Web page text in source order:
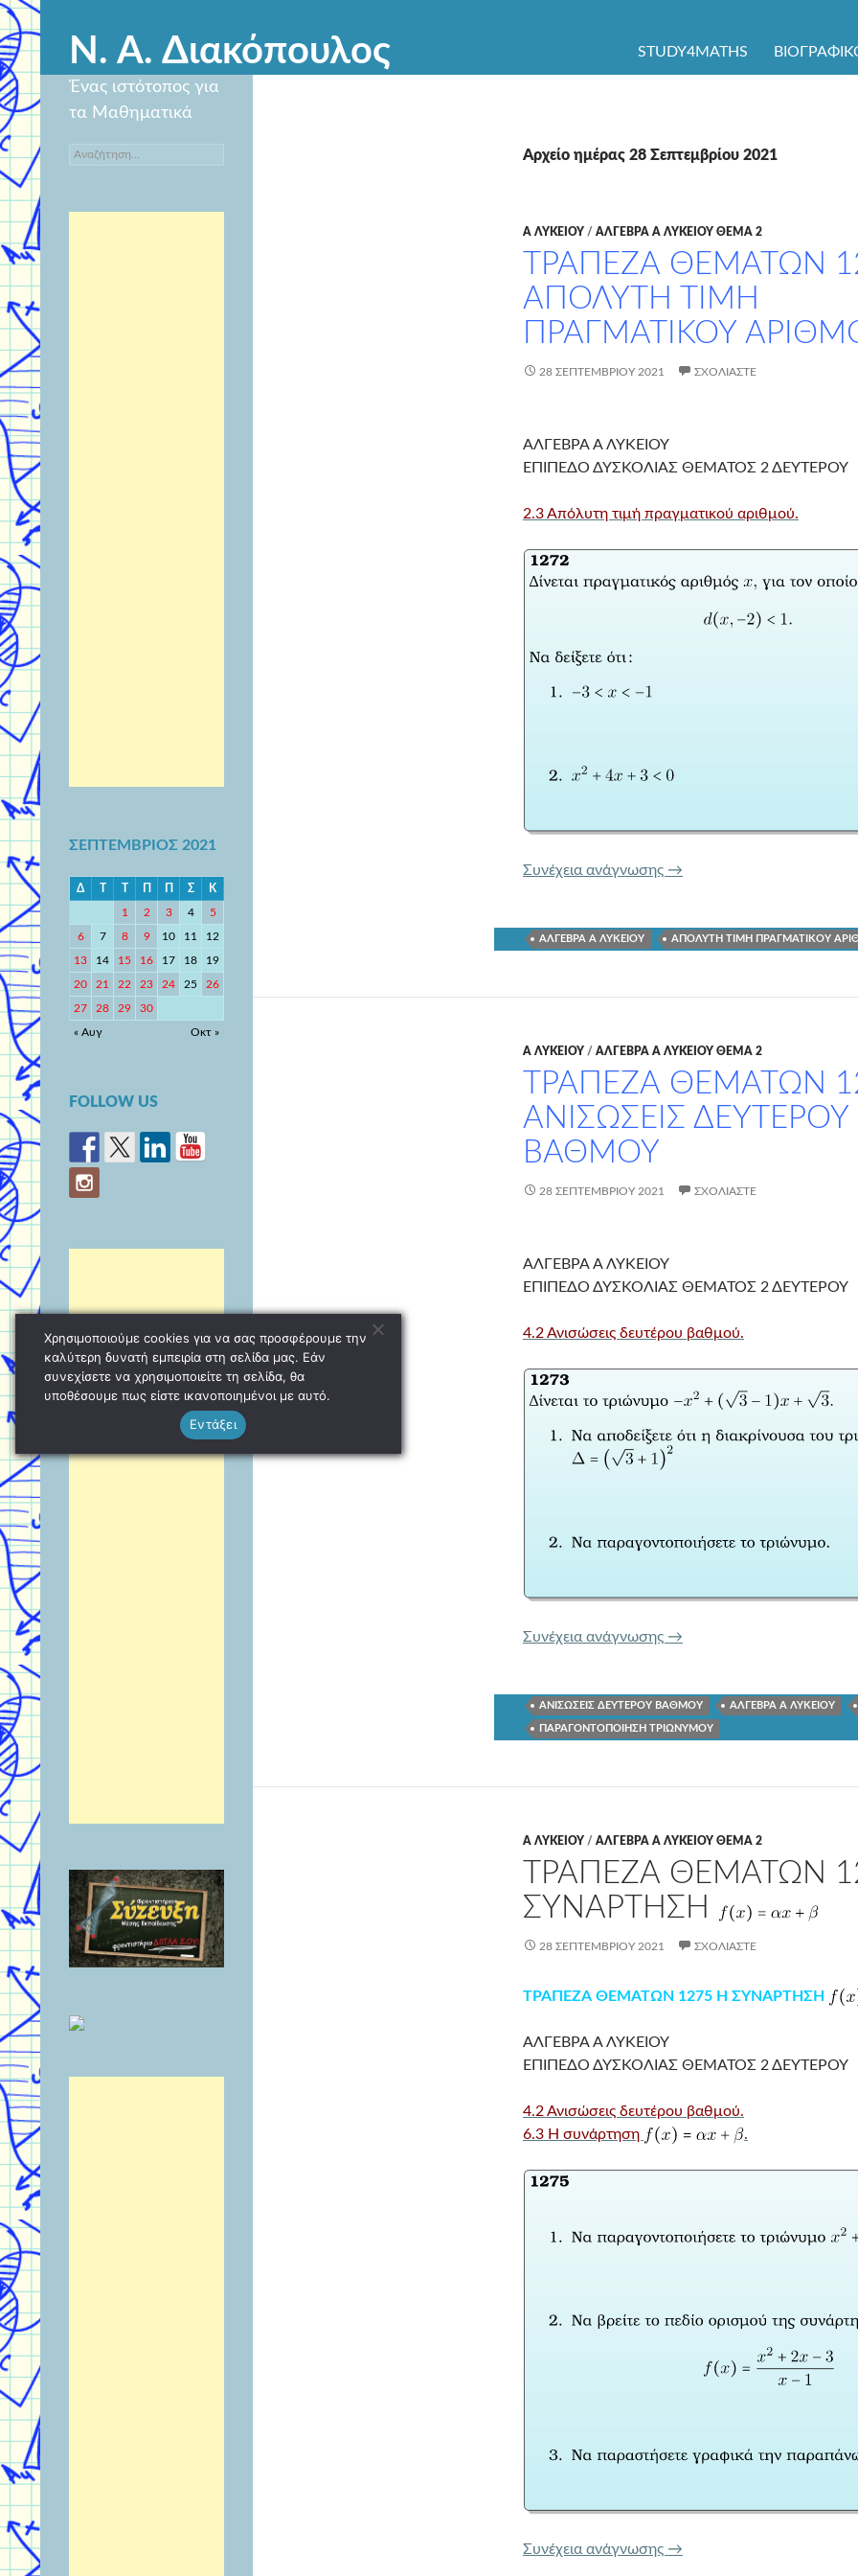
Ν. Α. Διακόπουλος STUDY4MATHS
Αρχείο ημέρας 28 Σεπτεμβρίου 2021
Α ΛΥΚΕΊΟΥ / ΑΛΓΕΒΡΑ Α ΛΥΚΕΙΟΥ ΘΕΜΑ 2
ΤΡΑΠΕΖΑ ΘΕΜΑΤΩΝ
ΑΠΟΛΥΤΗ ΤΙΜΗ
ΠΡΑΓΜΑΤΙΚΟΥ
28 ΣΕΠΤΕΜΒΡΊΟΥ 2021 ΣΧΟΛΙΆΣΤΕ
ΑΛΓΕΒΡΑ Α ΛΥΚΕΙΟΥ
ΕΠΙΠΕΔΟ ΔΥΣΚΟΛΙΑΣ ΘΕΜΑΤΟΣ 2 ΔΕΥΤΕΡΟΥ
2.3 Απόλυτη τιμή πραγματικού αριθμού.
Συνέχεια ανάγνωσης ΤΡΑΠΕΖΑ ΘΕΜΑΤΩΝ 1272
→
ΑΛΓΕΒΡΑ Α ΛΥΚΕΙΟΥ ΑΠΟΛΥΤΗ ΤΙΜΗ ΠΡΑΓΜΑΤΙΚΟΥ
Α ΛΥΚΕΊΟΥ / ΑΛΓΕΒΡΑ Α ΛΥΚΕΙΟΥ ΘΕΜΑ 2
ΤΡΑΠΕΖΑ ΘΕΜΑΤΩΝ
ΑΝΙΣΩΣΕΙΣ ΔΕΥΤΕΡΟΥ
ΒΑΘΜΟΥ
28 ΣΕΠΤΕΜΒΡΊΟΥ 2021 ΣΧΟΛΙΆΣΤΕ
ΑΛΓΕΒΡΑ Α ΛΥΚΕΙΟΥ
ΕΠΙΠΕΔΟ ΔΥΣΚΟΛΙΑΣ ΘΕΜΑΤΟΣ 2 ΔΕΥΤΕΡΟΥ
4.2 Ανισώσεις δευτέρου βαθμού.
Συνέχεια ανάγνωσης ΤΡΑΠΕΖΑ ΘΕΜΑΤΩΝ 1273
→
ΑΝΙΣΩΣΕΙΣ ΔΕΥΤΕΡΟΥ ΒΑΘΜΟΥ ΑΛΓΕΒΡΑ Α ΛΥΚΕΙΟΥ
ΠΑΡΑΓΟΝΤΟΠΟΙΗΣΗ ΤΡΙΩΝΥΜΟΥ
Α ΛΥΚΕΊΟΥ / ΑΛΓΕΒΡΑ Α ΛΥΚΕΙΟΥ ΘΕΜΑ 2
ΤΡΑΠΕΖΑ ΘΕΜΑΤΩΝ
ΣΥΝΑΡΤΗΣΗ
28 ΣΕΠΤΕΜΒΡΊΟΥ 2021 ΣΧΟΛΙΆΣΤΕ
ΤΡΑΠΕΖΑ ΘΕΜΑΤΩΝ 1275 Η ΣΥΝΑΡΤΗΣΗ
ΑΛΓΕΒΡΑ Α ΛΥΚΕΙΟΥ
ΕΠΙΠΕΔΟ ΔΥΣΚΟΛΙΑΣ ΘΕΜΑΤΟΣ 2 ΔΕΥΤΕΡΟΥ
4.2 Ανισώσεις δευτέρου βαθμού.
6.3 Η συνάρτηση
.
Συνέχεια ανάγνωσης ΤΡΑΠΕΖΑ ΘΕΜΑΤΩΝ
→
Ένας ιστότοπος για
τα Μαθηματικά
Αναζήτηση
για:
ΣΕΠΤΈΜΒΡΙΟΣ 2021
Δ Τ Τ Π Π Σ Κ
1 2 3 4 5
6 7 8 9 10 11 12
13 14 15 16 17 18 19
20 21 22 23 24 25 26
27 28 29 30
« Αυγ Οκτ »
FOLLOW US
Χρησιμοποιούμε cookies για να σας προσφέρουμε την
καλύτερη δυνατή εμπειρία στη σελίδα μας. Εάν
συνεχίσετε να χρησιμοποιείτε τη σελίδα, θα
υποθέσουμε πως είστε ικανοποιημένοι με αυτό.
Εντάξει